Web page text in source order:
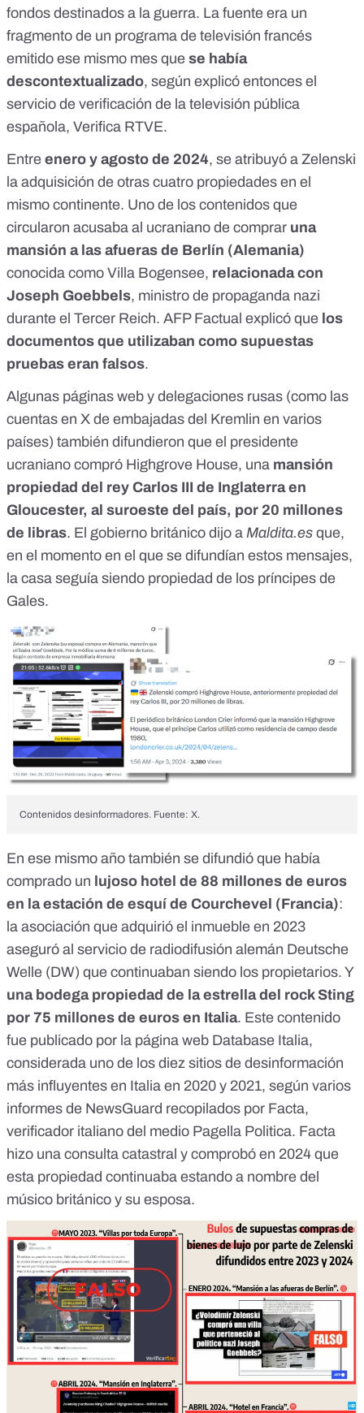
fondos destinados a la guerra. La fuente era un
fragmento de un programa de televisión francés
emitido ese mismo mes que se había
descontextualizado, según explicó entonces el
servicio de verificación de la televisión pública
española, Verifica RTVE.
Entre enero y agosto de 2024, se atribuyó a Zelenski
la adquisición de otras cuatro propiedades en el
mismo continente. Uno de los contenidos que
circularon acusaba al ucraniano de comprar una
mansión a las afueras de Berlín (Alemania)
conocida como Villa Bogensee, relacionada con
Joseph Goebbels, ministro de propaganda nazi
durante el Tercer Reich. AFP Factual explicó que los
documentos que utilizaban como supuestas
pruebas eran falsos.
Algunas páginas web y delegaciones rusas (como las
cuentas en X de embajadas del Kremlin en varios
países) también difundieron que el presidente
ucraniano compró Highgrove House, una mansión
propiedad del rey Carlos III de Inglaterra en
Gloucester, al suroeste del país, por 20 millones
de libras. El gobierno británico dijo a Maldita.es que,
en el momento en el que se difundían estos mensajes,
la casa seguía siendo propiedad de los príncipes de
Gales.
Contenidos desinformadores. Fuente: X.
En ese mismo año también se difundió que había
comprado un lujoso hotel de 88 millones de euros
en la estación de esquí de Courchevel (Francia):
la asociación que adquirió el inmueble en 2023
aseguró al servicio de radiodifusión alemán Deutsche
Welle (DW) que continuaban siendo los propietarios. Y
una bodega propiedad de la estrella del rock Sting
por 75 millones de euros en Italia. Este contenido
fue publicado por la página web Database Italia,
considerada uno de los diez sitios de desinformación
más influyentes en Italia en 2020 y 2021, según varios
informes de NewsGuard recopilados por Facta,
verificador italiano del medio Pagella Politica. Facta
hizo una consulta catastral y comprobó en 2024 que
esta propiedad continuaba estando a nombre del
músico británico y su esposa.